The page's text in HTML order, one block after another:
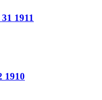
1911
1910